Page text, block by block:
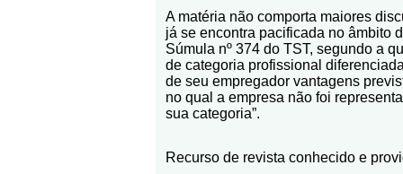
A matéria não comporta maiores
já se encontra pacificada no âmbito
Súmula nº 374 do TST, segundo a
de categoria profissional
de seu empregador vantagens
no qual a empresa não foi
sua categoria”.
Recurso de revista conhecido e